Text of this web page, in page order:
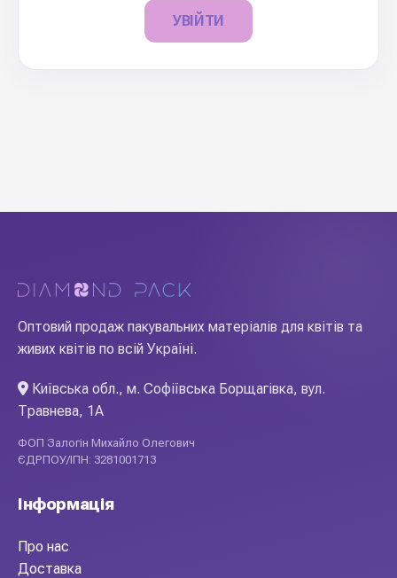
УВІЙТИ
Оптовий продаж пакувальних матеріалів для квітів та
живих квітів по всій Україні.
Київська обл., м. Софіївська Борщагівка, вул.
Травнева, 1А
ФОП Залогін Михайло Олегович
ЄДРПОУ/ІПН: 3281001713
Інформація
Про нас
Доставка